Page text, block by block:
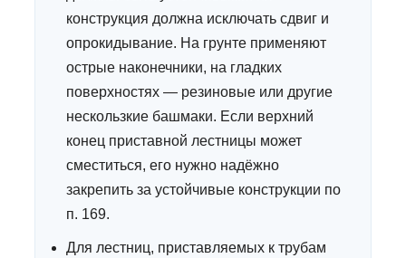
конструкция должна исключать сдвиг и
опрокидывание. На грунте применяют
острые наконечники, на гладких
поверхностях — резиновые или другие
нескользкие башмаки. Если верхний
конец приставной лестницы может
сместиться, его нужно надёжно
закрепить за устойчивые конструкции по
п. 169.
Для лестниц, приставляемых к трубам